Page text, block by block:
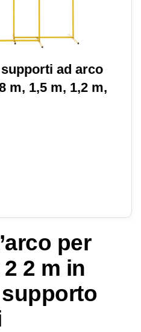
ad arco
m, 1,5 m, 1,2 m,
per
2 m in